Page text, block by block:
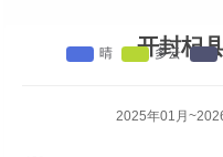
开封杞
2025年01月